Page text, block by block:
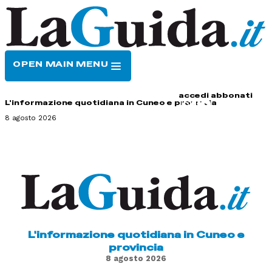
OPEN MAIN MENU
accedi abbonati
L'informazione quotidiana in Cuneo e provincia
8 agosto 2026
L'informazione quotidiana in Cuneo e
provincia
8 agosto 2026